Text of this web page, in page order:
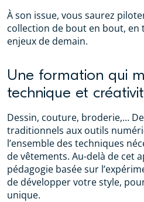
À son issue, vous saurez
collection de bout en bout, en
enjeux de demain.
Une formation qui
technique et
Dessin, couture, broderie,…
traditionnels aux outils
l’ensemble des techniques
de vêtements. Au-delà de cet
pédagogie basée sur
de développer votre style,
unique.